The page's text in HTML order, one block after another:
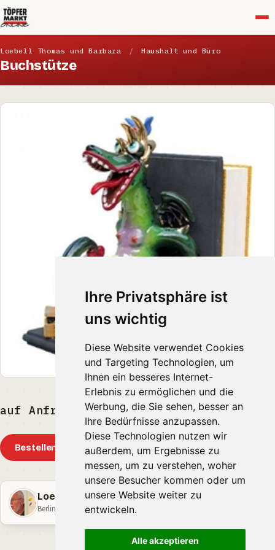
Ihre Privatsphäre ist
uns wichtig
Diese Website verwendet Cookies
und Targeting Technologien, um
Ihnen ein besseres Internet-
Erlebnis zu ermöglichen und die
Werbung, die Sie sehen, besser an
Ihre Bedürfnisse anzupassen.
Diese Technologien nutzen wir
außerdem, um Ergebnisse zu
messen, um zu verstehen, woher
unsere Besucher kommen oder um
unsere Website weiter zu
entwickeln.
Alle akzeptieren
Loebell Thomas und Barbara / Haushalt und Büro
Buchstütze
auf Anfrage EUR
Bestellen
Loebell Thomas und Barbara
Berlin · Berlin